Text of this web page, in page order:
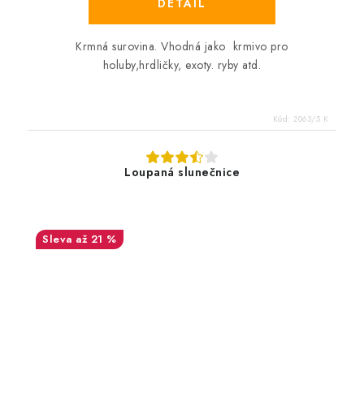
Krmná surovina. Vhodná jako krmivo pro
holuby,hrdličky, exoty. ryby atd.
Kód: 2063/5 K
Loupaná slunečnice
až 21 %